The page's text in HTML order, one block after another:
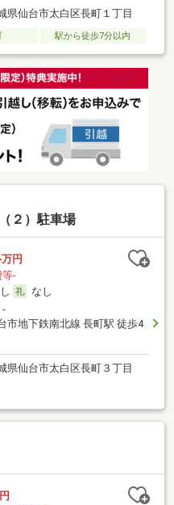
県仙台市太白区長町１丁目
駅から徒歩7分以内
２）駐車場
万円
等-
なし
市地下鉄南北線 長町駅 徒歩4
県仙台市太白区長町３丁目